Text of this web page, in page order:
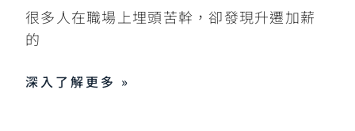
很多人在職場上埋頭苦幹，卻發現升遷加薪
的
深入了解更多 »